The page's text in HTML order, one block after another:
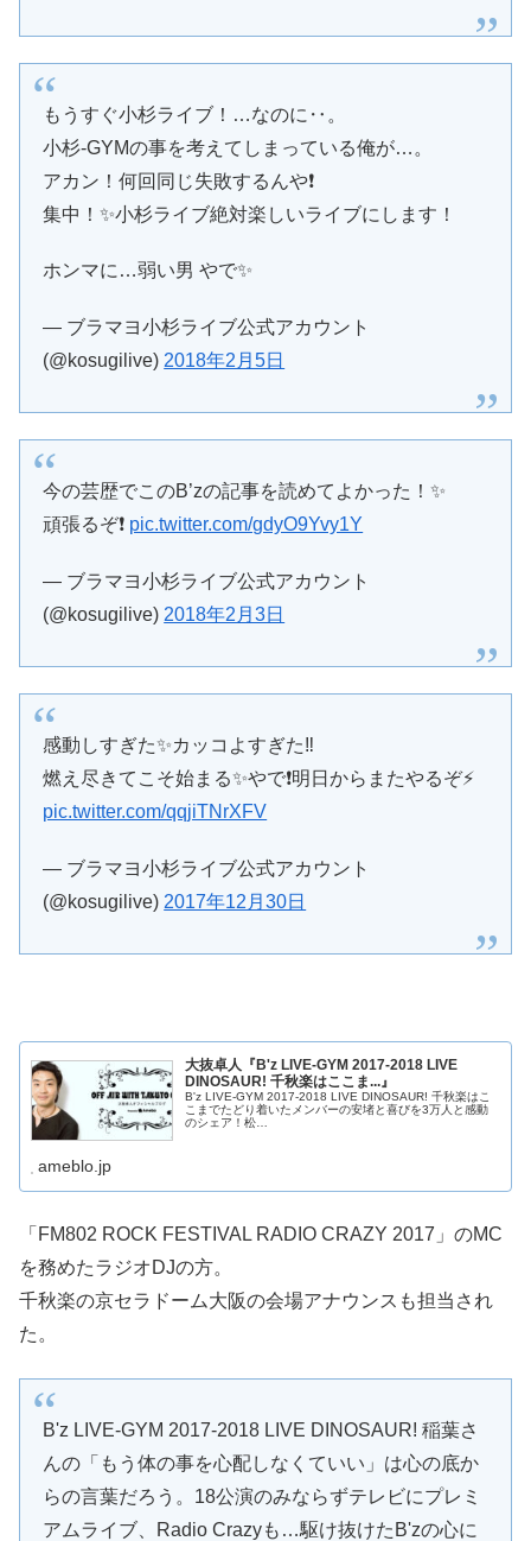
もうすぐ小杉ライブ！…なのに‥。
小杉-GYMの事を考えてしまっている俺が…。
アカン！何回同じ失敗するんや❗️
集中！✨小杉ライブ絶対楽しいライブにします！
ホンマに…弱い男 やで✨
— ブラマヨ小杉ライブ公式アカウント
(@kosugilive) 2018年2月5日
今の芸歴でこのB’zの記事を読めてよかった！✨
頑張るぞ❗️ pic.twitter.com/gdyO9Yvy1Y
— ブラマヨ小杉ライブ公式アカウント
(@kosugilive) 2018年2月3日
感動しすぎた✨カッコよすぎた‼️
燃え尽きてこそ始まる✨やで❗️明日からまたやるぞ⚡️
pic.twitter.com/qqjiTNrXFV
— ブラマヨ小杉ライブ公式アカウント
(@kosugilive) 2017年12月30日
大抜卓人『B'z LIVE-GYM 2017-2018 LIVE
DINOSAUR! 千秋楽はここま...』
B'z LIVE-GYM 2017-2018 LIVE DINOSAUR! 千秋楽はこ
こまでたどり着いたメンバーの安堵と喜びを3万人と感動
のシェア！松…
ameblo.jp
「FM802 ROCK FESTIVAL RADIO CRAZY 2017」のMC
を務めたラジオDJの方。
千秋楽の京セラドーム大阪の会場アナウンスも担当され
た。
B'z LIVE-GYM 2017-2018 LIVE DINOSAUR! 稲葉さ
んの「もう体の事を心配しなくていい」は心の底か
らの言葉だろう。18公演のみならずテレビにプレミ
アムライブ、Radio Crazyも…駆け抜けたB'zの心に